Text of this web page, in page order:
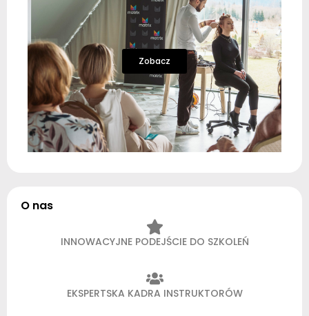
Zobacz
O nas
INNOWACYJNE PODEJŚCIE DO SZKOLEŃ
EKSPERTSKA KADRA INSTRUKTORÓW